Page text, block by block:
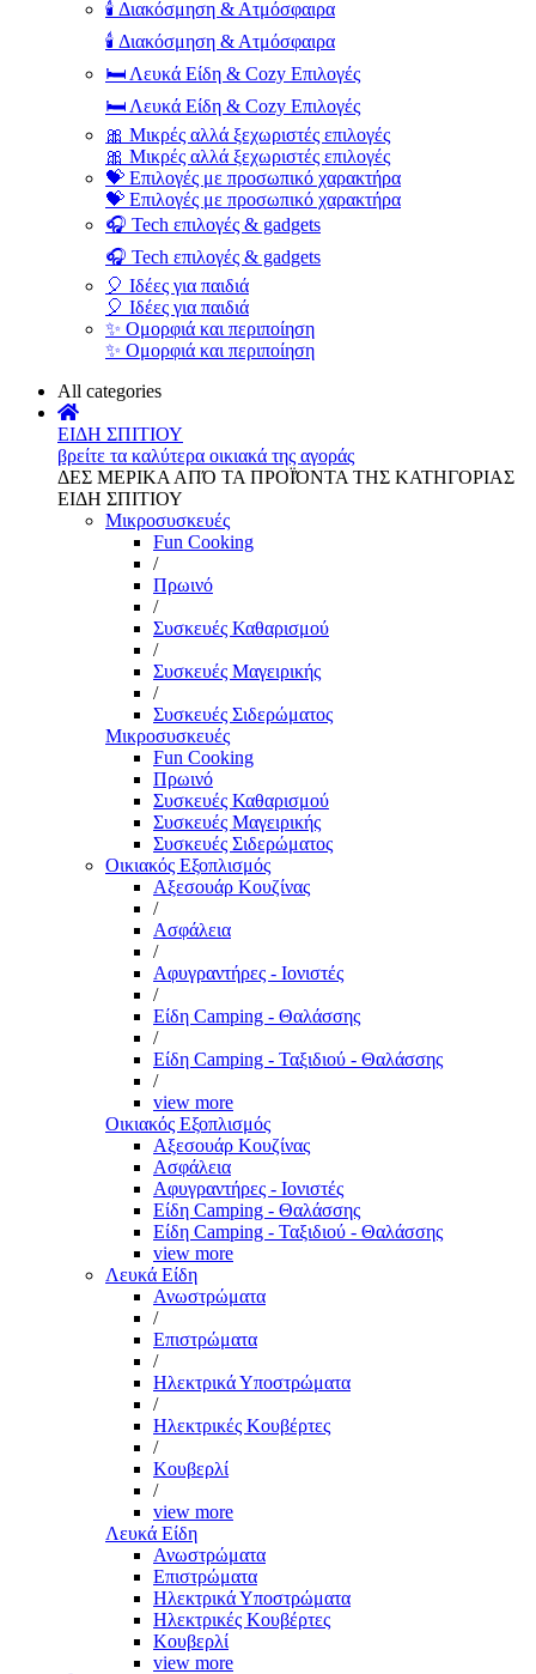
🕯️ Διακόσμηση & Ατμόσφαιρα
🕯️ Διακόσμηση & Ατμόσφαιρα
🛏️ Λευκά Είδη & Cozy Επιλογές
🛏️ Λευκά Είδη & Cozy Επιλογές
🎀 Μικρές αλλά ξεχωριστές επιλογές
🎀 Μικρές αλλά ξεχωριστές επιλογές
💝 Επιλογές με προσωπικό χαρακτήρα
💝 Επιλογές με προσωπικό χαρακτήρα
🎧 Tech επιλογές & gadgets
🎧 Tech επιλογές & gadgets
🎈 Ιδέες για παιδιά
🎈 Ιδέες για παιδιά
✨ Ομορφιά και περιποίηση
✨ Ομορφιά και περιποίηση
All categories
ΕΙΔΗ ΣΠΙΤΙΟΥ
βρείτε τα καλύτερα οικιακά της αγοράς
ΔΕΣ ΜΕΡΙΚΑ ΑΠΌ ΤΑ ΠΡΟΪΌΝΤΑ ΤΗΣ ΚΑΤΗΓΟΡΙΑΣ
ΕΙΔΗ ΣΠΙΤΙΟΥ
Μικροσυσκευές
Fun Cooking
/
Πρωινό
/
Συσκευές Καθαρισμού
/
Συσκευές Μαγειρικής
/
Συσκευές Σιδερώματος
Μικροσυσκευές
Fun Cooking
Πρωινό
Συσκευές Καθαρισμού
Συσκευές Μαγειρικής
Συσκευές Σιδερώματος
Οικιακός Εξοπλισμός
Αξεσουάρ Κουζίνας
/
Ασφάλεια
/
Αφυγραντήρες - Ιονιστές
/
Είδη Camping - Θαλάσσης
/
Είδη Camping - Ταξιδιού - Θαλάσσης
/
view more
Οικιακός Εξοπλισμός
Αξεσουάρ Κουζίνας
Ασφάλεια
Αφυγραντήρες - Ιονιστές
Είδη Camping - Θαλάσσης
Είδη Camping - Ταξιδιού - Θαλάσσης
view more
Λευκά Είδη
Ανωστρώματα
/
Επιστρώματα
/
Ηλεκτρικά Υποστρώματα
/
Ηλεκτρικές Κουβέρτες
/
Κουβερλί
/
view more
Λευκά Είδη
Ανωστρώματα
Επιστρώματα
Ηλεκτρικά Υποστρώματα
Ηλεκτρικές Κουβέρτες
Κουβερλί
view more